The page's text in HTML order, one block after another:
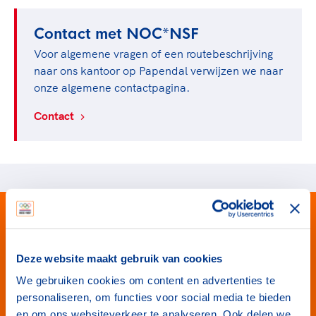
Deze website maakt gebruik van cookies
We gebruiken cookies om content en advertenties te
personaliseren, om functies voor social media te bieden
Sportonderzoek
Game Changer
TeamNL kids
Nieuwspagina
Columns
Sport gaat niet vanzelf
Diversiteit en inclusie
Gezonde sportomgeving
Duurzaamheid
Bekwaam sportkader
Vitale clubs en bestuurlijk kader
Handboek Wet- en Regelgeving
Opleidingen en trainingen
High5 Stappenplan
Ruimte voor sport
Kennisaanbod TeamNL Experts
TeamNL Sport Science Centre
Topsportbeleid
Maatschappelijke waarde topsport
Top teamsportcompetities
Contact met NOC*NSF
Voor algemene vragen of een routebeschrijving
naar ons kantoor op Papendal verwijzen we naar
onze algemene contactpagina.
Contact
#wewinnenveelmetsport